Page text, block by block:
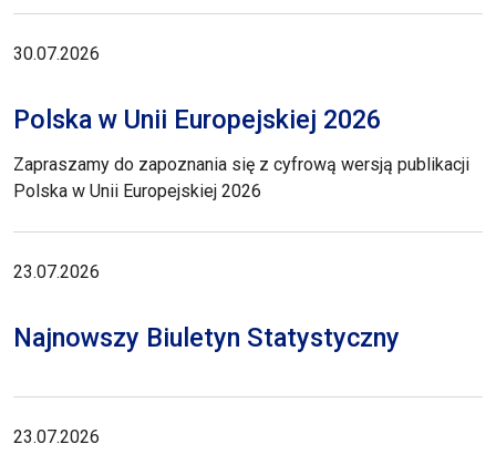
30.07.2026
Polska w Unii Europejskiej 2026
Zapraszamy do zapoznania się z cyfrową wersją publikacji
Polska w Unii Europejskiej 2026
23.07.2026
Najnowszy Biuletyn Statystyczny
23.07.2026